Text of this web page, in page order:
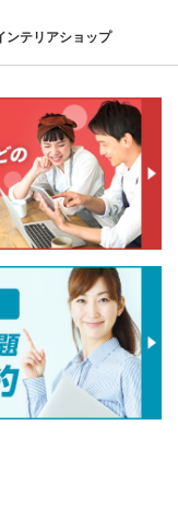
ンテリアショップ